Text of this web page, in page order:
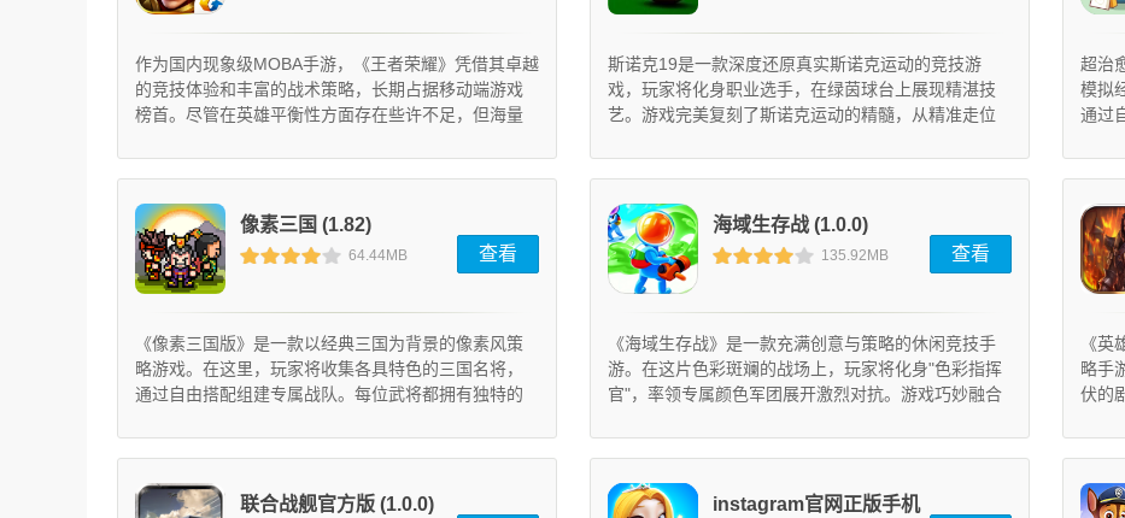
作为国内现象级MOBA手游，《王者荣耀》凭借其卓越
的竞技体验和丰富的战术策略，长期占据移动端游戏
榜首。尽管在英雄平衡性方面存在些许不足，但海量
可替代的市场地位。
斯诺克19是一款深度还原真实斯诺克运动的竞技游
戏，玩家将化身职业选手，在绿茵球台上展现精湛技
艺。游戏完美复刻了斯诺克运动的精髓，从精准走位
技快感。
超治
模拟
通过
例如
指挥
升，
像素三国 (1.82)
64.44MB 查看
《像素三国版》是一款以经典三国为背景的像素风策
略游戏。在这里，玩家将收集各具特色的三国名将，
通过自由搭配组建专属战队。每位武将都拥有独特的
果，让每场对决都充满策略乐趣。
海域生存战 (1.0.0)
135.92MB 查看
《海域生存战》是一款充满创意与策略的休闲竞技手
游。在这片色彩斑斓的战场上，玩家将化身"色彩指挥
官"，率领专属颜色军团展开激烈对抗。游戏巧妙融合
走位，点击喷射颜料来扩张领地。想要取得最终胜
竞技过程中逐步建立优势。
《
略手
伏的
挥洒
联合战舰官方版 (1.0.0) instagram官网正版手机